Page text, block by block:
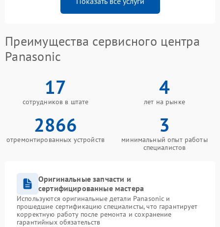
Преимущества сервисного центра
Panasonic
17
сотрудников в штате
4
лет на рынке
2866
отремонтированных устройств
3
минимальный опыт работы
специалистов
Оригинальные запчасти и
сертифицированные мастера
Используются оригинальные детали Panasonic и
прошедшие сертификацию специалисты, что гарантирует
корректную работу после ремонта и сохранение
гарантийных обязательств